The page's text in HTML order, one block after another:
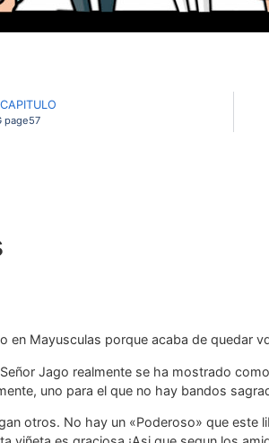
page57
en Mayusculas porque acaba de quedar
Jago realmente se ha mostrado
uno para el que no hay bandos
otros. No hay un «Poderoso» que este